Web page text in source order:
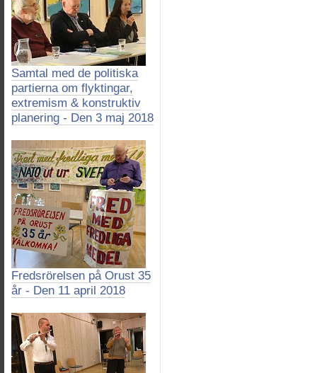
Samtal med de politiska
partierna om flyktingar,
extremism & konstruktiv
planering - Den 3 maj 2018
Fredsrörelsen på Orust 35
år - Den 11 april 2018